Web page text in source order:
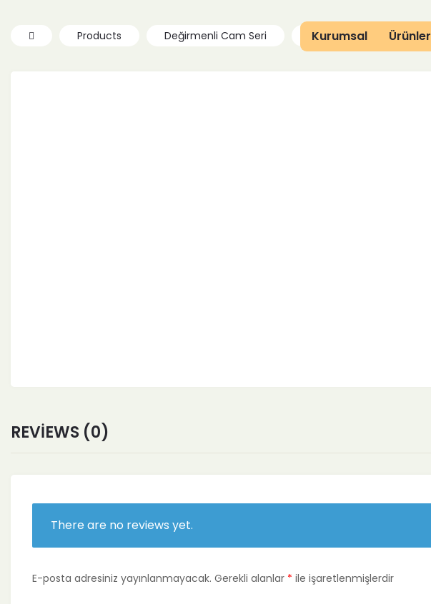
Kurumsal Ürünler
Products Değirmenli Cam Seri Himalaya Tuzu
REVIEWS (0)
There are no reviews yet.
E-posta adresiniz yayınlanmayacak. Gerekli alanlar * ile işaretlenmişlerdir